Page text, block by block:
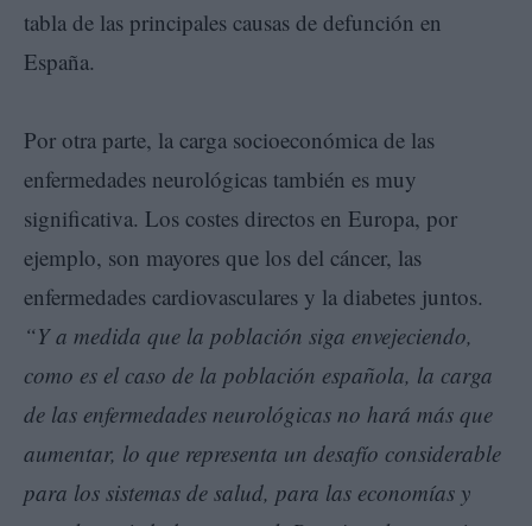
tabla de las principales causas de defunción en
España.
Por otra parte, la carga socioeconómica de las
enfermedades neurológicas también es muy
significativa. Los costes directos en Europa, por
ejemplo, son mayores que los del cáncer, las
enfermedades cardiovasculares y la diabetes juntos.
“Y a medida que la población siga envejeciendo,
como es el caso de la población española, la carga
de las enfermedades neurológicas no hará más que
aumentar, lo que representa un desafío considerable
para los sistemas de salud, para las economías y